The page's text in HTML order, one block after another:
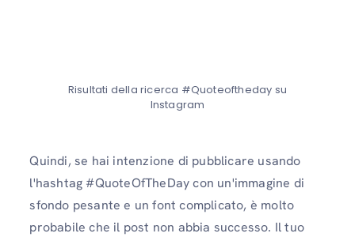
Risultati della ricerca #Quoteoftheday su
Instagram
Quindi, se hai intenzione di pubblicare usando
l'hashtag #QuoteOfTheDay con un'immagine di
sfondo pesante e un font complicato, è molto
probabile che il post non abbia successo. Il tuo